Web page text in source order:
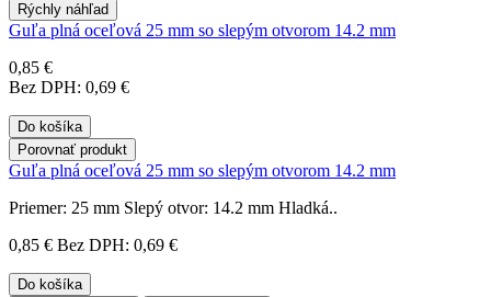
Rýchly náhľad
Guľa plná oceľová 25 mm so slepým otvorom 14.2 mm
0,85 €
Bez DPH: 0,69 €
Do košíka
Porovnať produkt
Guľa plná oceľová 25 mm so slepým otvorom 14.2 mm
Priemer: 25 mm Slepý otvor: 14.2 mm Hladká..
0,85 € Bez DPH: 0,69 €
Do košíka